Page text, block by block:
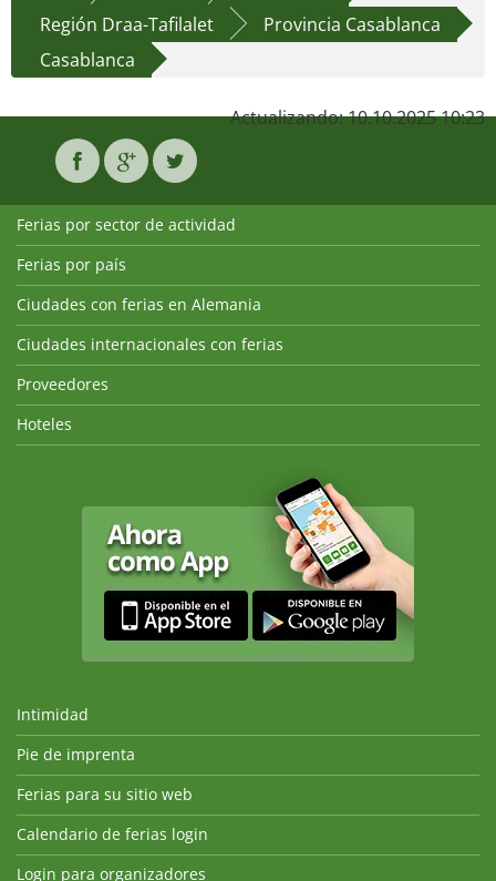
Región Draa-Tafilalet
Provincia Casablanca
Casablanca
Actualizando: 10.10.2025 10:23
Ferias por sector de actividad
Ferias por país
Ciudades con ferias en Alemania
Ciudades internacionales con ferias
Proveedores
Hoteles
Intimidad
Pie de imprenta
Ferias para su sitio web
Calendario de ferias login
Login para organizadores